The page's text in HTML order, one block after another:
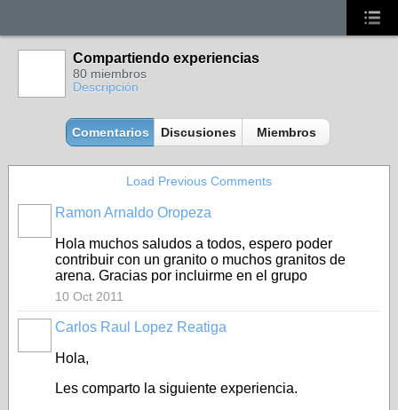
Compartiendo experiencias
80 miembros
Descripción
Comentarios Discusiones Miembros
Load Previous Comments
Ramon Arnaldo Oropeza
Hola muchos saludos a todos, espero poder
contribuir con un granito o muchos granitos de
arena. Gracias por incluirme en el grupo
10 Oct 2011
Carlos Raul Lopez Reatiga
Hola,
Les comparto la siguiente experiencia.